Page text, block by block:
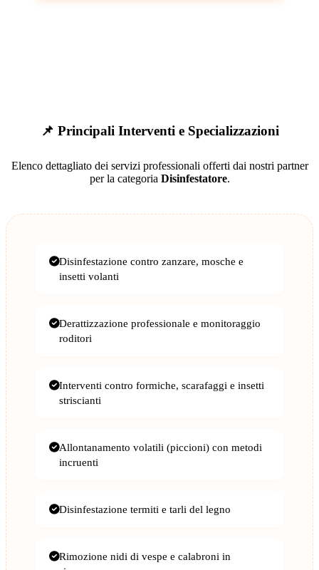
📌 Principali Interventi e Specializzazioni
Elenco dettagliato dei servizi professionali offerti dai nostri partner
per la categoria Disinfestatore.
Disinfestazione contro zanzare, mosche e
insetti volanti
Derattizzazione professionale e monitoraggio
roditori
Interventi contro formiche, scarafaggi e insetti
striscianti
Allontanamento volatili (piccioni) con metodi
incruenti
Disinfestazione termiti e tarli del legno
Rimozione nidi di vespe e calabroni in